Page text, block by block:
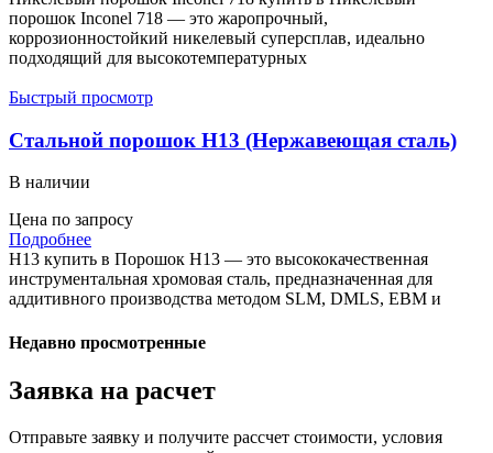
порошок Inconel 718 — это жаропрочный,
коррозионностойкий никелевый суперсплав, идеально
подходящий для высокотемпературных
Быстрый просмотр
Стальной порошок H13 (Нержавеющая сталь)
В наличии
Цена по запросу
Подробнее
H13 купить в Порошок H13 — это высококачественная
инструментальная хромовая сталь, предназначенная для
аддитивного производства методом SLM, DMLS, EBM и
Недавно просмотренные
Заявка на расчет
Отправьте заявку и получите рассчет стоимости, условия